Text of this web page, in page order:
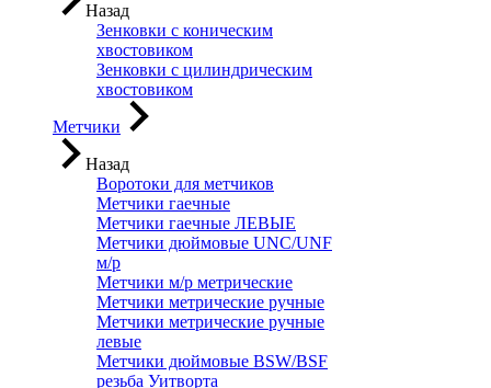
Назад
Зенковки с коническим
хвостовиком
Зенковки с цилиндрическим
хвостовиком
Метчики
Назад
Воротоки для метчиков
Метчики гаечные
Метчики гаечные ЛЕВЫЕ
Метчики дюймовые UNC/UNF
м/р
Метчики м/р метрические
Метчики метрические ручные
Метчики метрические ручные
левые
Метчики дюймовые BSW/BSF
резьба Уитворта